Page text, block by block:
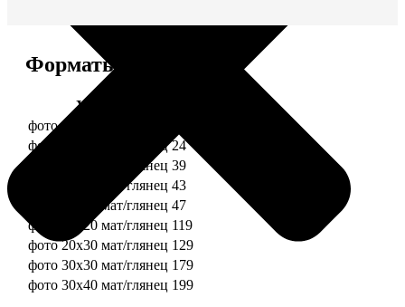
Форматы и цены
Услуга
фото 10х10 мат/глянец
фото 10х15 мат/глянец 24
фото 13х18 мат/глянец 39
фото 15х15 мат/глянец 43
фото 15х20 мат/глянец 47
фото 20х20 мат/глянец 119
фото 20х30 мат/глянец 129
фото 30х30 мат/глянец 179
фото 30х40 мат/глянец 199